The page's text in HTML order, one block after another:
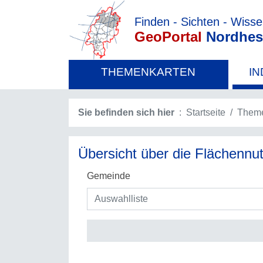
Finden - Sichten -
GeoPortal
THEMENKARTEN
Sie befinden sich hier Startseite
Übersicht über die
Gemeinde